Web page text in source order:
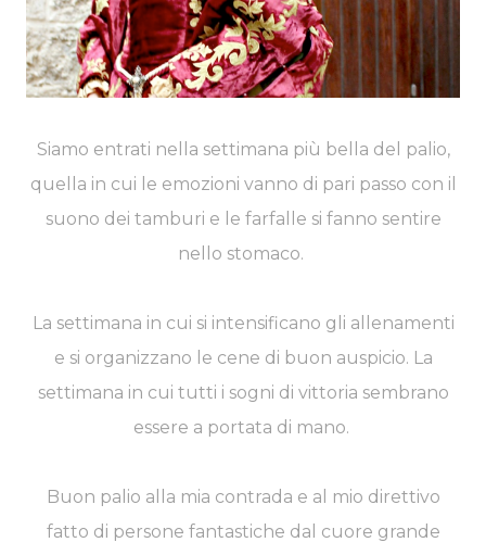
Siamo entrati nella settimana più bella del palio,
quella in cui le emozioni vanno di pari passo con il
suono dei tamburi e le farfalle si fanno sentire
nello stomaco.
La settimana in cui si intensificano gli allenamenti
e si organizzano le cene di buon auspicio. La
settimana in cui tutti i sogni di vittoria sembrano
essere a portata di mano.
Buon palio alla mia contrada e al mio direttivo
fatto di persone fantastiche dal cuore grande